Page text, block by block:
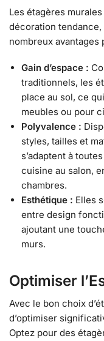
Les étagères
décoration
nombreux avantages
Gain d’espace :
traditionnels, les
place au sol, ce
meubles ou pour
Polyvalence :
styles, tailles et
s’adaptent à
cuisine au salon,
chambres.
Esthétique : Elles
entre design
ajoutant une
murs.
Optimiser
Avec le bon choix
d’optimiser
Optez pour des